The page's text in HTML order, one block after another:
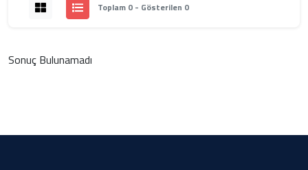
Toplam 0 - Gösterilen 0
Sonuç Bulunamadı